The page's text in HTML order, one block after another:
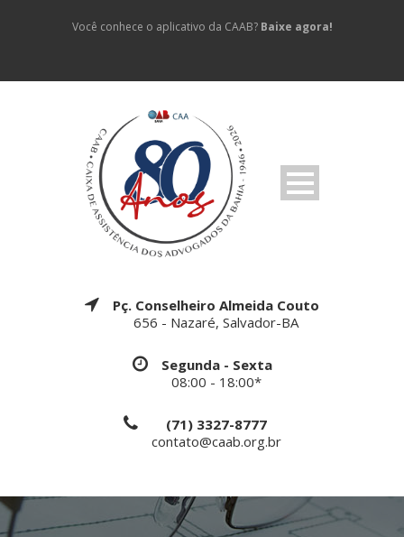
Você conhece o aplicativo da CAAB? Baixe agora!
Pç. Conselheiro Almeida Couto
656 - Nazaré, Salvador-BA
Segunda - Sexta
08:00 - 18:00*
(71) 3327-8777
contato@caab.org.br